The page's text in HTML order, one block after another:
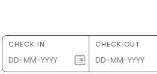
CHECK IN CHECK OUT